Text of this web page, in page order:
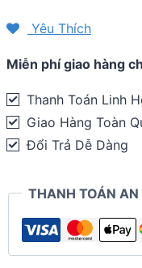
trail
Topspeed
592
(2.5L
/
kèm
Yêu Thích
Miễn phí giao hàng
Thanh Toán Linh
Giao Hàng Toàn
Đổi Trả Dễ Dàng
THANH TOÁN AN